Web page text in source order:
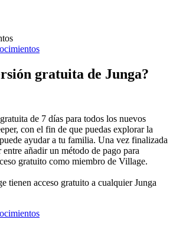
gratuita de Junga?
de 7 días para todos los nuevos
con el fin de que puedas explorar la
ayudar a tu familia. Una vez finalizada
añadir un método de pago para
gratuito como miembro de Village.
tienen acceso gratuito a cualquier Junga